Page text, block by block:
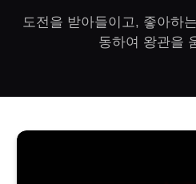
도전을 받아들이고, 좋아하
동하여 왕관을